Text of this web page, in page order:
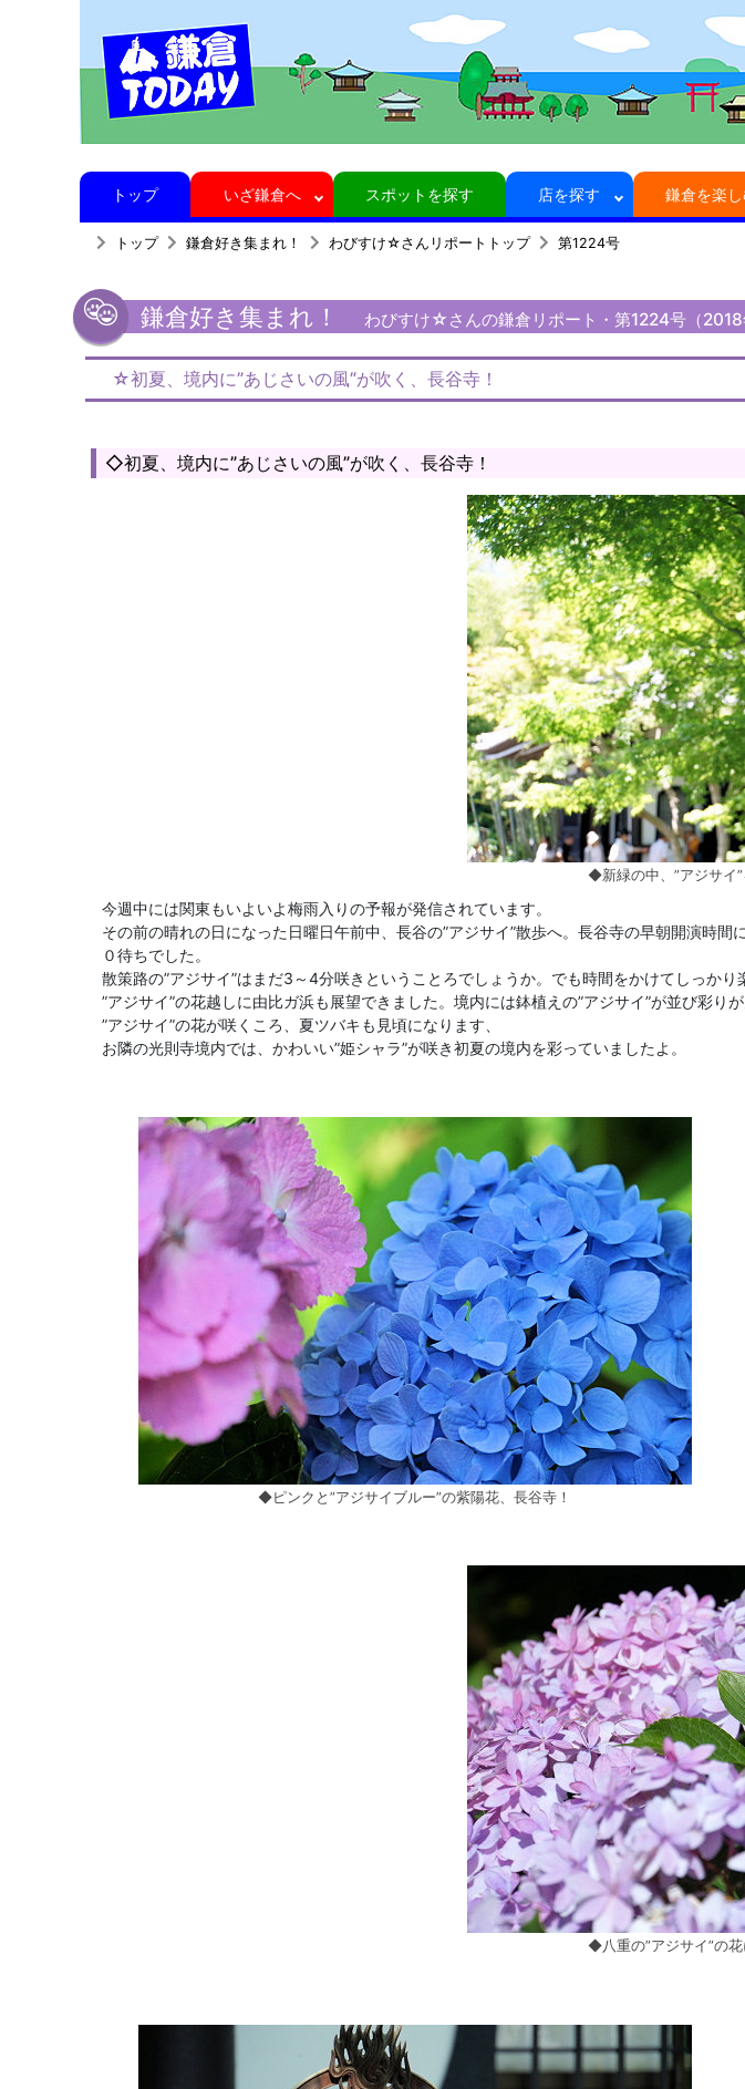
トップ いざ鎌倉へ スポットを探す 店を探す 鎌倉を楽
トップ 鎌倉好き集まれ！ わびすけ☆さんリポートトップ 第1224号
鎌倉好き集まれ！ わびすけ☆さんの鎌倉リポート・第1224号（2018
☆初夏、境内に”あじさいの風”が吹く、長谷寺！
◇初夏、境内に”あじさいの風”が吹く、長谷寺！
◆新緑の中、”アジサイ
今週中には関東もいよいよ梅雨入りの予報が発信されています。
その前の晴れの日になった日曜日午前中、長谷の”アジサイ”散歩へ。長谷寺の早朝開演時
０待ちでした。
散策路の”アジサイ”はまだ3～4分咲きということろでしょうか。でも時間をかけてしっかり
”アジサイ”の花越しに由比ガ浜も展望できました。境内には鉢植えの”アジサイ”が並び彩り
”アジサイ”の花が咲くころ、夏ツバキも見頃になります、
お隣の光則寺境内では、かわいい”姫シャラ”が咲き初夏の境内を彩っていましたよ。
◆ピンクと”アジサイブルー”の紫陽花、長谷寺！
◆八重の”アジサイ”の